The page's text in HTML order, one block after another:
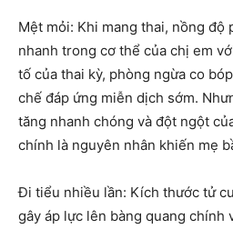
Mệt mỏi: Khi mang thai, nồng độ
nhanh trong cơ thể của chị em
tố của thai kỳ, phòng ngừa co
chế đáp ứng miễn dịch sớm.
tăng nhanh chóng và đột ngột
chính là nguyên nhân khiến mẹ
Đi tiểu nhiều lần: Kích thước tử
gây áp lực lên bàng quang chính